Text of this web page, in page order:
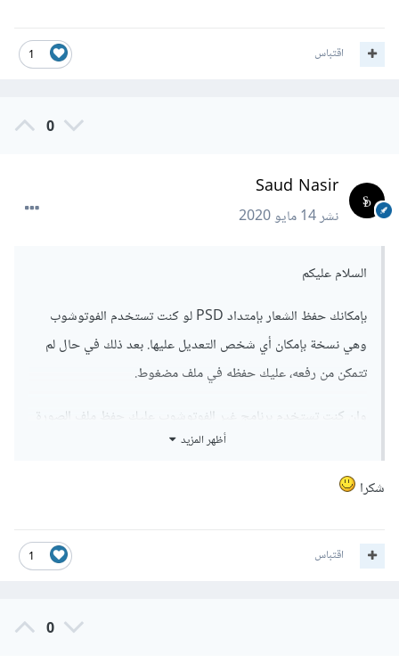
1 اقتباس
0
Saud Nasir
نشر14 مايو 2020
السلام عليكم
بإمكانك حفظ الشعار بإمتداد PSD لو كنت تستخدم الفوتوشوب
وهي نسخة بإمكان أي شخص التعديل عليها. بعد ذلك في حال لم
تتمكن من رفعه، عليك حفظه في ملف مضغوط.
وإن كنت تستخدم برنامج غير الفوتوشوب عليك حفظ ملف الصورة
المصدري بإمتداد البرنامج نفسه. مثلا لو كنت تستخدم برنامج كورل
درو عليك حفظ الصورة المصدرية بإمتداد CDR.
هذا رابط لمقال سوف يساعدك في التسجيل بالموقع ورفع أعمالك,
أظهر المزيد
شكرا
1 اقتباس
0